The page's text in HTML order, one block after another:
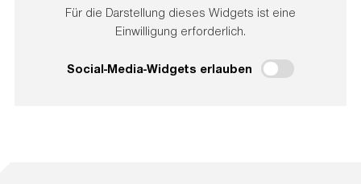
Für die Darstellung dieses Widgets ist eine
Einwilligung erforderlich.
Social-Media-Widgets erlauben